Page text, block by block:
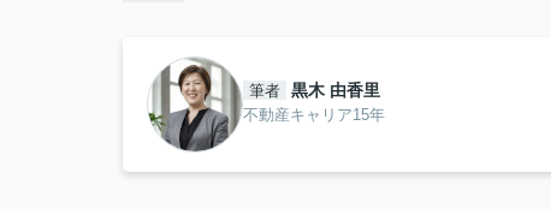
筆者 黒木 由香里
不動産キャリア15年